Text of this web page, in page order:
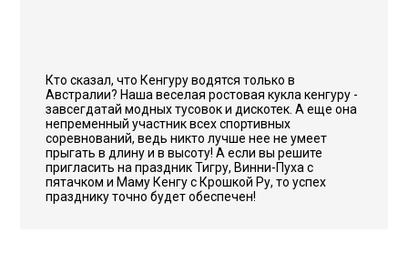
Кто сказал, что Кенгуру водятся только в
Австралии? Наша веселая ростовая кукла кенгуру -
завсегдатай модных тусовок и дискотек. А еще она
непременный участник всех спортивных
соревнований, ведь никто лучше нее не умеет
прыгать в длину и в высоту! А если вы решите
пригласить на праздник Тигру, Винни-Пуха с
пятачком и Маму Кенгу с Крошкой Ру, то успех
празднику точно будет обеспечен!